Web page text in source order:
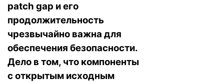
patch gap и его
продолжительность
чрезвычайно важна для
обеспечения безопасности.
Дело в том, что компоненты
с открытым исходным